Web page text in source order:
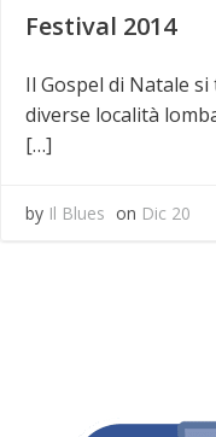
Festival 2014
Il Gospel di Natale
diverse località
[…]
by Il Blues on Dic 20